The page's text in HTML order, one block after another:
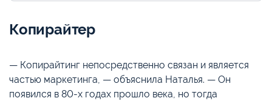
Копирайтер
— Копирайтинг непосредственно связан и является
частью маркетинга, — объяснила Наталья. — Он
появился в 80-х годах прошло века, но тогда